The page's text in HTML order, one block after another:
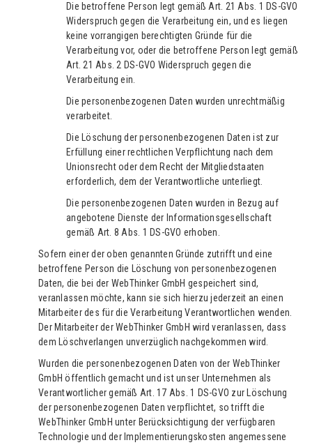
Die betroffene Person legt gemäß Art. 21 Abs. 1 DS-GVO
Widerspruch gegen die Verarbeitung ein, und es liegen
keine vorrangigen berechtigten Gründe für die
Verarbeitung vor, oder die betroffene Person legt gemäß
Art. 21 Abs. 2 DS-GVO Widerspruch gegen die
Verarbeitung ein.
Die personenbezogenen Daten wurden unrechtmäßig
verarbeitet.
Die Löschung der personenbezogenen Daten ist zur
Erfüllung einer rechtlichen Verpflichtung nach dem
Unionsrecht oder dem Recht der Mitgliedstaaten
erforderlich, dem der Verantwortliche unterliegt.
Die personenbezogenen Daten wurden in Bezug auf
angebotene Dienste der Informationsgesellschaft
gemäß Art. 8 Abs. 1 DS-GVO erhoben.
Sofern einer der oben genannten Gründe zutrifft und eine
betroffene Person die Löschung von personenbezogenen
Daten, die bei der WebThinker GmbH gespeichert sind,
veranlassen möchte, kann sie sich hierzu jederzeit an einen
Mitarbeiter des für die Verarbeitung Verantwortlichen wenden.
Der Mitarbeiter der WebThinker GmbH wird veranlassen, dass
dem Löschverlangen unverzüglich nachgekommen wird.
Wurden die personenbezogenen Daten von der WebThinker
GmbH öffentlich gemacht und ist unser Unternehmen als
Verantwortlicher gemäß Art. 17 Abs. 1 DS-GVO zur Löschung
der personenbezogenen Daten verpflichtet, so trifft die
WebThinker GmbH unter Berücksichtigung der verfügbaren
Technologie und der Implementierungskosten angemessene